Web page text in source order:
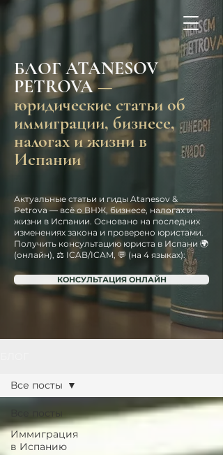
БЛОГ ATANESOV
PETROVA—
юридические статьи об
иммиграции, бизнесе,
налогах и жизни в
Испании
Актуальные статьи и гиды Atanesov &
Petrova — всё о ВНЖ, бизнесе, налогах и
жизни в Испании. Основано на последних
изменениях закона и проверено юристами.
Получить консультацию юриста в Испани 🌍
(онлайн), ⚖️ ICAB/ICAM, 💬 (на 4 языках):
КОНСУЛЬТАЦИЯ ОНЛАЙН
Иммиграция
в Испанию
Все посты